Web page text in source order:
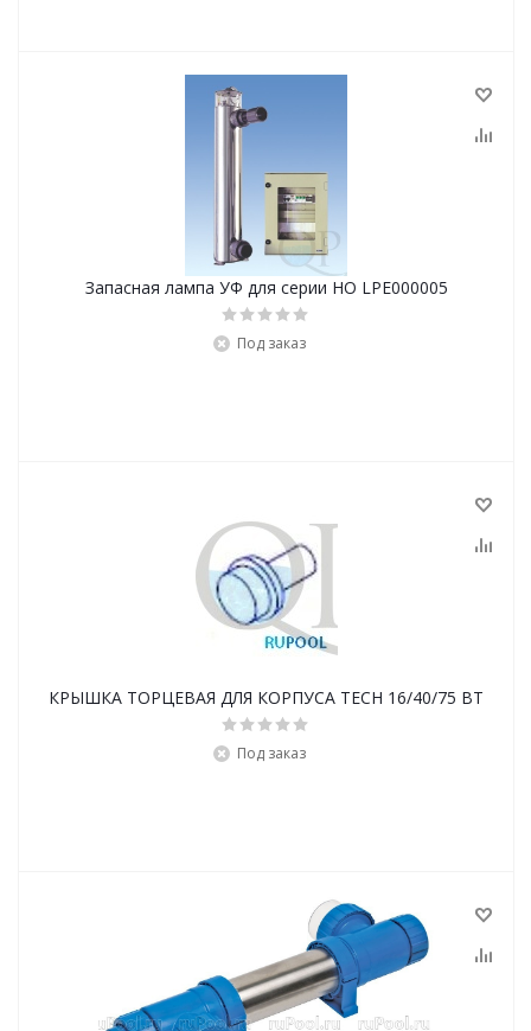
Запасная лампа УФ для серии HO LPE000005
Под заказ
КРЫШКА ТОРЦЕВАЯ ДЛЯ КОРПУСА TECH 16/40/75 ВТ
Под заказ